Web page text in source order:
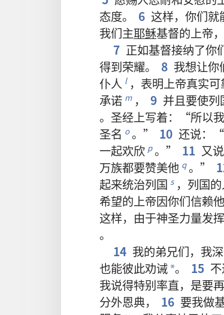
态度。 6 这样， 你们就
我们主耶稣基督的上帝，
7 正如基督接纳了你
得到荣耀。 8 我想让你
仆人 l ， 表明上帝真实可
承诺 m ， 9 并且要使列
。 圣经上写着：“所以我
圣名 o 。” 10 还说：“
一起欢欣 p 。” 11 又说
万族都要赞美他 q 。”
起来统治列国 s ， 列国的
希望的上帝因你们信赖他
这样， 由于神圣力量发挥
。
14 我的弟兄们， 我
也能彼此劝诫*。 15
我说得特别率直， 是要
分外恩典， 16 要我做